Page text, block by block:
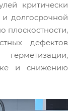
критически
долгосрочной
плоскостности,
дефектов
и снижению